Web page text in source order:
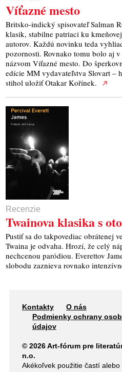
Víťazné mesto
Britsko-indický spisovateľ Salman
klasik, stabilne patriaci ku
autorov. Každú novinku teda
pozornosti. Rovnako tomu bolo aj
názvom Víťazné mesto. Do
edície MM vydavateľstva Slovart –
stihol uložiť Otakar Kořínek.
Recenzie
Twainova klasika s
Pustiť sa do takpovediac obrátenej
Twaina je odvaha. Hrozí, že celý
nechcenou paródiou. Everettov
slobodu zaznieva rovnako
Kontakty
O nás
Podmienky ochrany
údajov
© 2026 Art-fórum pre
n.o.
Akékoľvek použitie častí alebo